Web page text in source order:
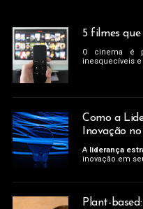
5 filmes
O cinema é
inesquecíveis e
Como a
Inovação
A liderança
inovação em
Plant-